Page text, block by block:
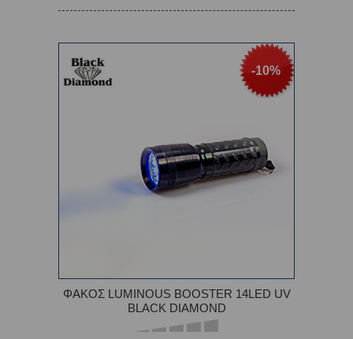
-10%
ΦΑΚΟΣ LUMINOUS BOOSTER 14LED UV
BLACK DIAMOND